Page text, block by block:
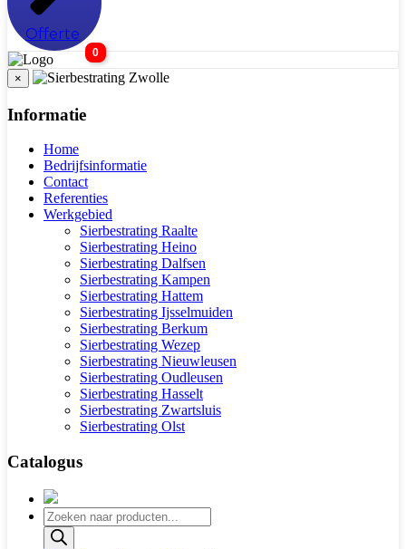
Offerte
0
×
Informatie
Home
Bedrijfsinformatie
Contact
Referenties
Werkgebied
Sierbestrating Raalte
Sierbestrating Heino
Sierbestrating Dalfsen
Sierbestrating Kampen
Sierbestrating Hattem
Sierbestrating Ijsselmuiden
Sierbestrating Berkum
Sierbestrating Wezep
Sierbestrating Nieuwleusen
Sierbestrating Oudleusen
Sierbestrating Hasselt
Sierbestrating Zwartsluis
Sierbestrating Olst
Catalogus
Producten
zoeken